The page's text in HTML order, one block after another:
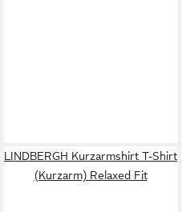
LINDBERGH Kurzarmshirt T-Shirt
(Kurzarm) Relaxed Fit